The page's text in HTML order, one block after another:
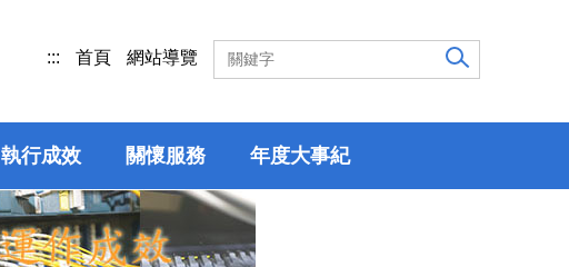
::: 首頁 網站導覽
執行成效 關懷服務 年度大事紀